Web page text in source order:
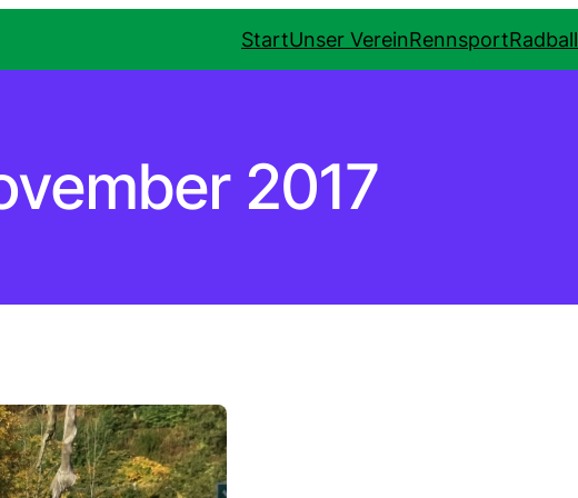
StartUnser VereinRennsportRadball
2017